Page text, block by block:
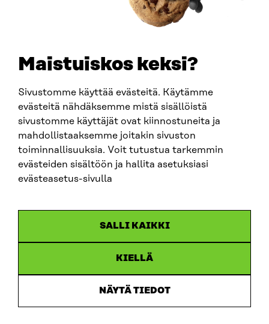
Maistuiskos keksi?
Sivustomme käyttää evästeitä. Käytämme
evästeitä nähdäksemme mistä sisällöistä
sivustomme käyttäjät ovat kiinnostuneita ja
mahdollistaaksemme joitakin sivuston
toiminnallisuuksia. Voit tutustua tarkemmin
evästeiden sisältöön ja hallita asetuksiasi
evästeasetus-sivulla
SALLI KAIKKI
KIELLÄ
NÄYTÄ TIEDOT
SITRA SOSIAALISESSA MEDIASSA
LinkedIn
Instagram
YouTube
Saavutettavuusseloste
Asiakirjajulkisuus